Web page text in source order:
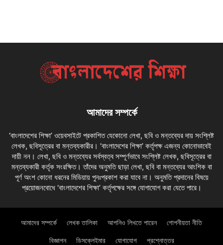
আমাদের সম্পর্কে
‘বাংলাদেশের শিক্ষা’ ওয়েবসাইটে প্রকাশিত যেকোনো লেখা, ছবি ও মন্তব্যের দায় সংশ্লিষ্ট
লেখক, ছবিসূত্রের বা মন্তব্যকারীর। ‘বাংলাদেশের শিক্ষা’ কর্তৃপক্ষ এজন্য কোনোভাবেই
দায়ী নন। লেখা, ছবি ও মন্তব্যের সর্বস্বত্ব সম্পূর্ণভাবে সংশ্লিষ্ট লেখক, ছবিসূত্রের বা
মন্তব্যকারী কর্তৃক সংরক্ষিত। তাঁদের অনুমতি ছাড়া লেখা, ছবি বা মন্তব্যের আংশিক বা
পূর্ণ অংশ কোনো ধরনের মিডিয়ায় পুনঃপ্রকাশ করা যাবে না। অনুমতি প্রদানের বিষয়ে
প্রয়োজনবোধে ‘বাংলাদেশের শিক্ষা’ কর্তৃপক্ষের সঙ্গে যোগাযোগ করা যেতে পারে।
আমাদের সম্পর্কে লেখক তালিকা আপনিও লিখতে পারেন গোপনীয়তা নীতি
বিজ্ঞাপন ডিসক্লেইমার যোগাযোগ প্রশ্নোত্তর